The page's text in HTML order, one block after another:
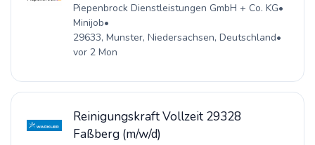
Piepenbrock Dienstleistungen GmbH + Co. KG•
Minijob•
29633, Munster, Niedersachsen, Deutschland•
vor 2 Mon
Reinigungskraft Vollzeit 29328
Faßberg (m/w/d)